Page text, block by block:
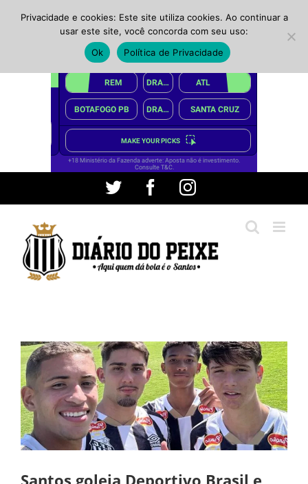
conteúdo
Twitter FacebookInstagram
Privacidade e cookies: Este site utiliza cookies. Ao continuar a
usar este site, você concorda com seu uso:
Ok
Política de Privacidade